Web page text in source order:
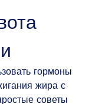
гормоны
жира с
советы